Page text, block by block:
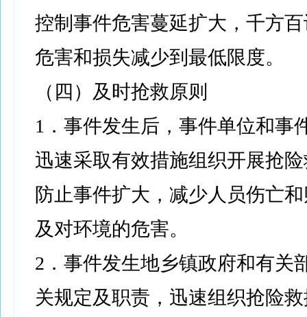
控制事件危害蔓延扩大，千方
危害和损失减少到最低限度。
（四）及时抢救原则
1．事件发生后，事件单位和事
迅速采取有效措施组织开展抢
防止事件扩大，减少人员伤亡
及对环境的危害。
2．事件发生地乡镇政府和有关
关规定及职责，迅速组织抢险